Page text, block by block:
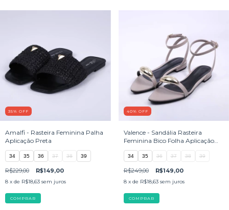
35% OFF
Amalfi - Rasteira Feminina Palha
Aplicação Preta
34 35 36 37 38 39
R$229,00 R$149,00
8 x de R$18,63 sem juros
COMPRAR
40% OFF
Valence - Sandália Rasteira
Feminina Bico Folha Aplicação
Cinza
34 35 36 37 38 39
R$249,00 R$149,00
8 x de R$18,63 sem juros
COMPRAR